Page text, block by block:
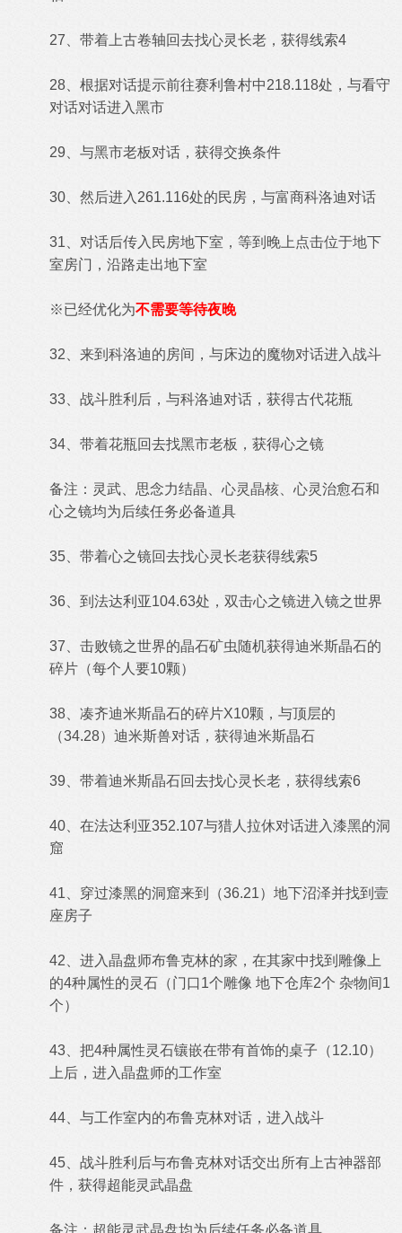
27、带着上古卷轴回去找心灵长老，获得线索4
28、根据对话提示前往赛利鲁村中218.118处，与看守
对话对话进入黑市
29、与黑市老板对话，获得交换条件
30、然后进入261.116处的民房，与富商科洛迪对话
31、对话后传入民房地下室，等到晚上点击位于地下
室房门，沿路走出地下室
※已经优化为不需要等待夜晚
32、来到科洛迪的房间，与床边的魔物对话进入战斗
33、战斗胜利后，与科洛迪对话，获得古代花瓶
34、带着花瓶回去找黑市老板，获得心之镜
备注：灵武、思念力结晶、心灵晶核、心灵治愈石和
心之镜均为后续任务必备道具
35、带着心之镜回去找心灵长老获得线索5
36、到法达利亚104.63处，双击心之镜进入镜之世界
37、击败镜之世界的晶石矿虫随机获得迪米斯晶石的
碎片（每个人要10颗）
38、凑齐迪米斯晶石的碎片X10颗，与顶层的
（34.28）迪米斯兽对话，获得迪米斯晶石
39、带着迪米斯晶石回去找心灵长老，获得线索6
40、在法达利亚352.107与猎人拉休对话进入漆黑的洞
窟
41、穿过漆黑的洞窟来到（36.21）地下沼泽并找到壹
座房子
42、进入晶盘师布鲁克林的家，在其家中找到雕像上
的4种属性的灵石（门口1个雕像 地下仓库2个 杂物间1
个）
43、把4种属性灵石镶嵌在带有首饰的桌子（12.10）
上后，进入晶盘师的工作室
44、与工作室内的布鲁克林对话，进入战斗
45、战斗胜利后与布鲁克林对话交出所有上古神器部
件，获得超能灵武晶盘
备注：超能灵武晶盘均为后续任务必备道具